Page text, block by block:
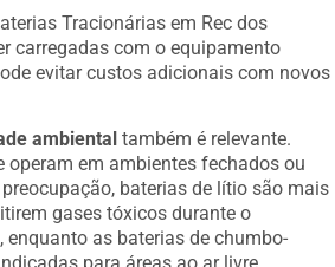
Tracionárias em Rec dos
carregadas com o equipamento
evitar custos adicionais com novos
ambiental também é relevante.
operam em ambientes fechados ou
baterias de lítio são mais
gases tóxicos durante o
as baterias de chumbo-
para áreas ao ar livre.